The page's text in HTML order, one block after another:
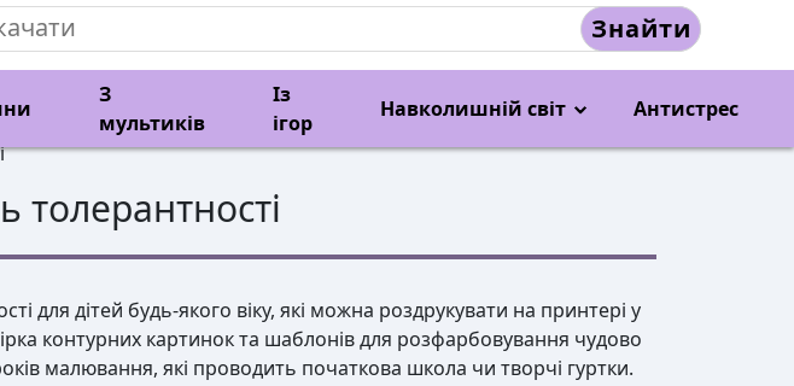
Знайти
З
мультиків
Із
ігор
Навколишній світ
Антистрес
для дітей будь-якого віку, які можна роздрукувати на принтері у
контурних картинок та шаблонів для розфарбовування чудово
малювання, які проводить початкова школа чи творчі гуртки.